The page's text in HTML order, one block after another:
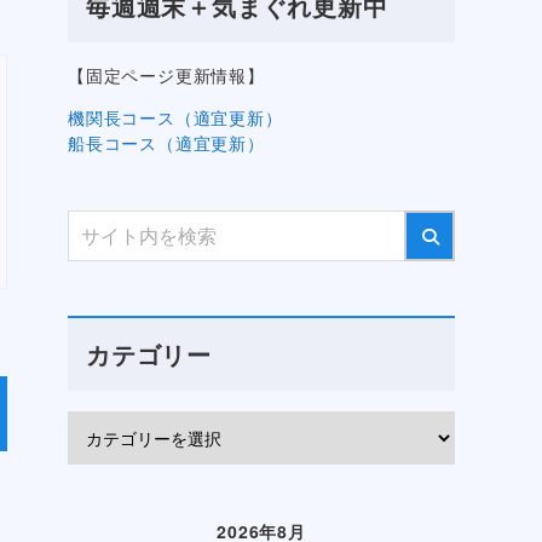
【固定ページ更新情報】
機関長コース（適宜更新）
船長コース（適宜更新）
カテゴリー
2026年8月